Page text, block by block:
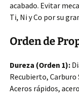
acabado. Evitar
Ti, Ni y Co por su
Orden de
Dureza (Orden 1):
Recubierto, Carburo
Aceros rápidos,